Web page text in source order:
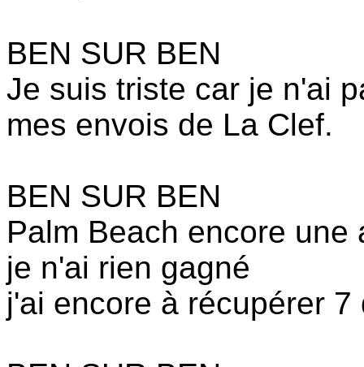
BEN SUR BEN
Je suis triste car je n'ai
mes envois de La Clef.
BEN SUR BEN
Palm Beach encore une
je n'ai rien gagné
j'ai encore à récupérer